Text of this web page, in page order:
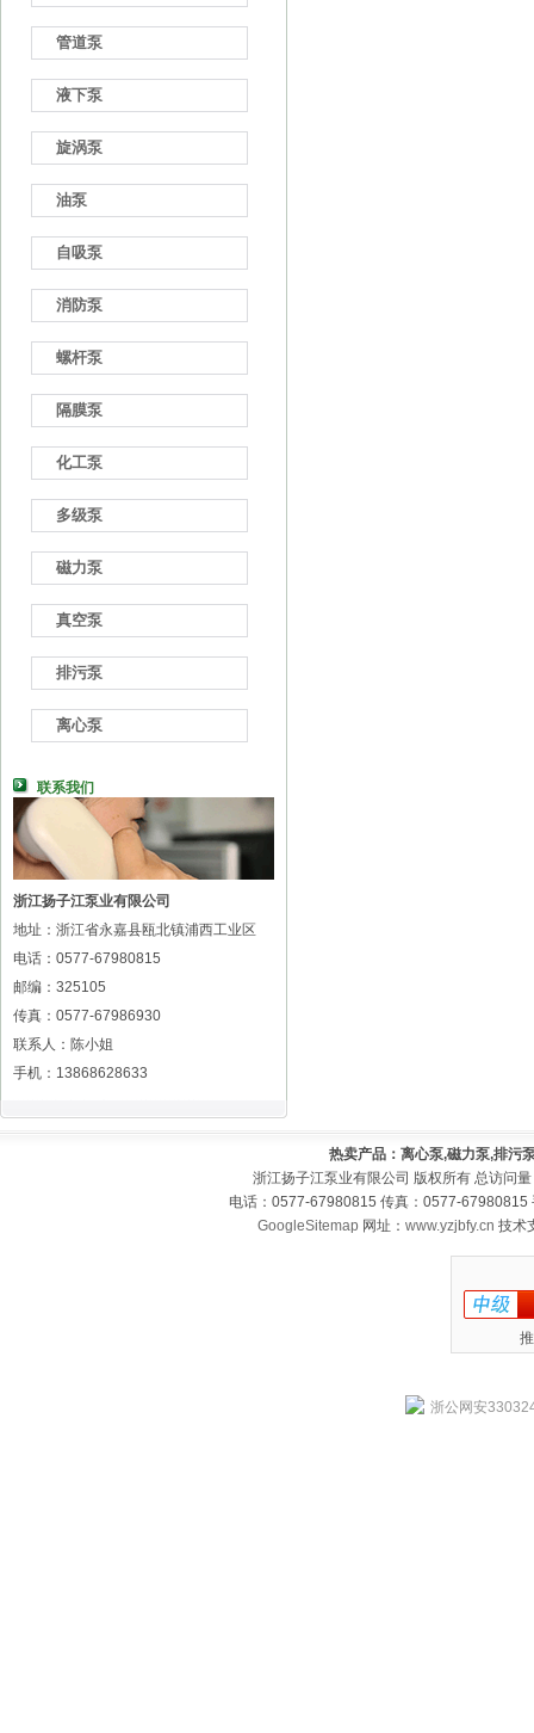
管道泵
液下泵
旋涡泵
油泵
自吸泵
消防泵
螺杆泵
隔膜泵
化工泵
多级泵
磁力泵
真空泵
排污泵
离心泵
联系我们
浙江扬子江泵业有限公司
地址：浙江省永嘉县瓯北镇浦西工业区
电话：0577-67980815
邮编：325105
传真：0577-67986930
联系人：陈小姐
手机：13868628633
热卖产品：离心泵,磁力泵,排污
浙江扬子江泵业有限公司 版权所有 总访问
电话：0577-67980815 传真：0577-
GoogleSitemap 网址：www.yzjbfy.cn 技术
浙公网安